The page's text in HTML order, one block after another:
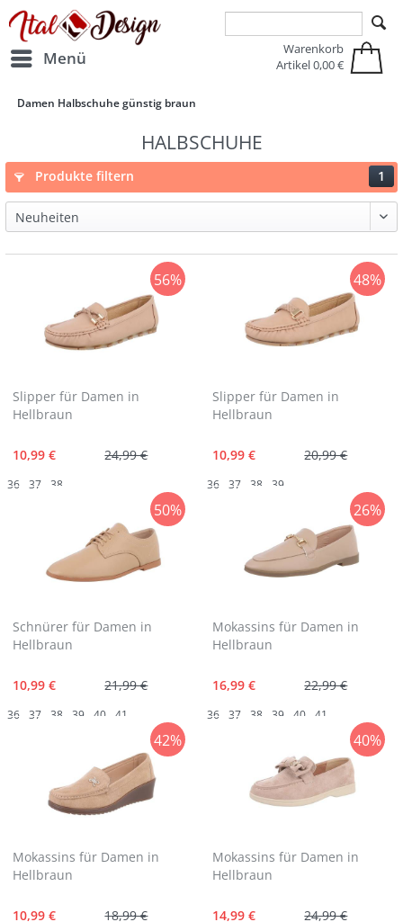
Zur Hauptnavigation springen Zum Hauptinhalt springen
Menü
Warenkorb
Artikel0,00 €
Damen Halbschuhe günstig braun
HALBSCHUHE
Produkte filtern 1
56%
Slipper für Damen in
Hellbraun
24,99 €
10,99 €
36 37 38
48%
Slipper für Damen in
Hellbraun
20,99 €
10,99 €
36 37 38 39
50%
Schnürer für Damen in
Hellbraun
21,99 €
10,99 €
36 37 38 39 40 41
26%
Mokassins für Damen in
Hellbraun
22,99 €
16,99 €
36 37 38 39 40 41
42%
Mokassins für Damen in
Hellbraun
18,99 €
10,99 €
40%
Mokassins für Damen in
Hellbraun
24,99 €
14,99 €